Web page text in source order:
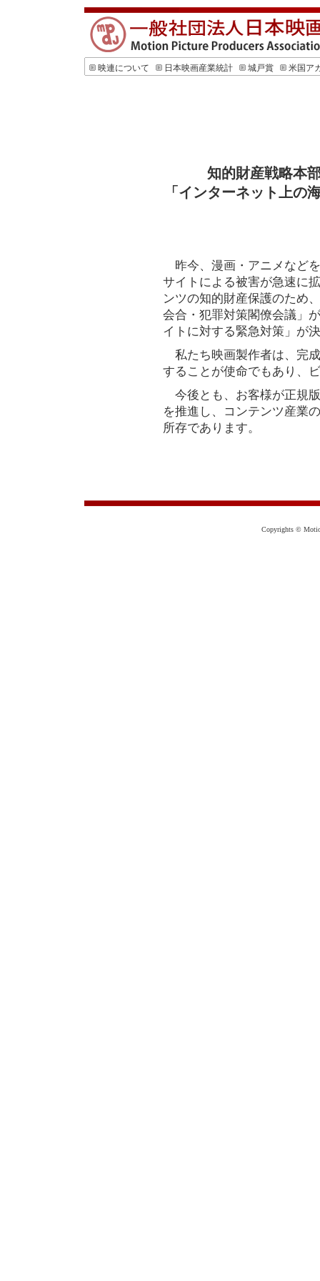
映連について 日本映画産業統計 城戸賞 米国ア
知的財産戦略本
「インターネット上の
昨今、漫画・アニメなど
サイトによる被害が急速に
ンツの知的財産保護のため
会合・犯罪対策閣僚会議」
イトに対する緊急対策」が
私たち映画製作者は、完
することが使命でもあり、
今後とも、お客様が正規
を推進し、コンテンツ産業
所存であります。
Copyrights ©